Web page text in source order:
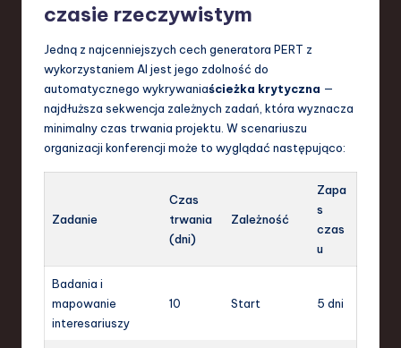
czasie rzeczywistym
Jedną z najcenniejszych cech generatora PERT z
wykorzystaniem AI jest jego zdolność do
automatycznego wykrywaniaścieżka krytyczna —
najdłuższa sekwencja zależnych zadań, która wyznacza
minimalny czas trwania projektu. W scenariuszu
organizacji konferencji może to wyglądać następująco:
Zadanie
Czas
trwania
(dni)
Zależność
Zapa
s
czas
u
Badania i
mapowanie
interesariuszy
10 Start 5 dni